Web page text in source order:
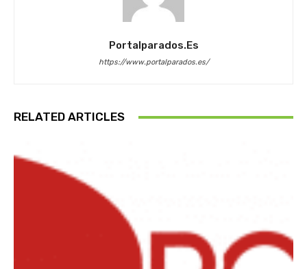
Portalparados.es
https://www.portalparados.es/
RELATED ARTICLES